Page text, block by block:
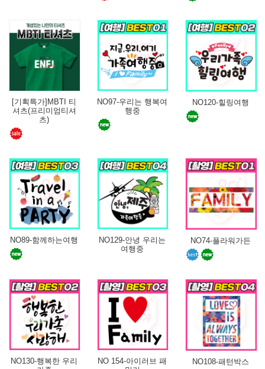
[기획특가]MBTI 티
셔츠(프리미엄티셔
츠)
NO97-우리는 행복여
행중
NO120-힐링여행
NO89-함께하는여행
NO129-안녕 우리는
여행중
NO74-플라워가든
NO130-행복한 우리
NO 154-아이러브 패
NO108-패턴박스